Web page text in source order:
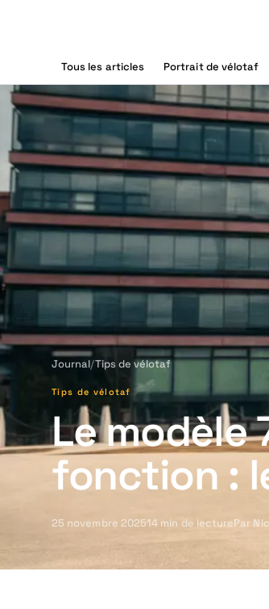
Tous les articles Portrait de vélotaf
Journal/Tips de vélotaf
Tips de vélotaf
Le modèle
fonction :
25 novembre 202514 min de lecturePar